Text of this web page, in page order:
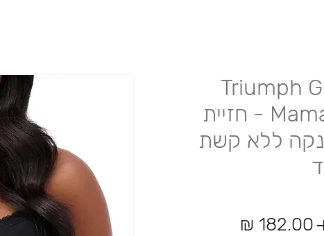
Triumph
Mama Lace N - חזיית
ללא קשת
מחיר רגיל